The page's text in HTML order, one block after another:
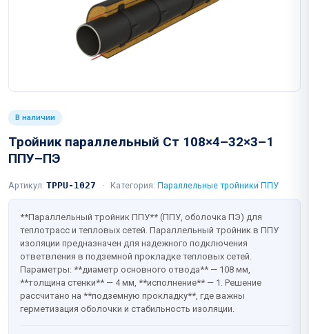
В наличии
Тройник параллельный Ст 108×4–32×3–1
ППУ–ПЭ
Артикул: TPPU-1027 · Категория: Параллельные тройники ППУ
**Параллельный тройник ППУ** (ППУ, оболочка ПЭ) для
теплотрасс и тепловых сетей. Параллельный тройник в ППУ
изоляции предназначен для надежного подключения
ответвления в подземной прокладке тепловых сетей.
Параметры: **диаметр основного отвода** — 108 мм,
**толщина стенки** — 4 мм, **исполнение** — 1. Решение
рассчитано на **подземную прокладку**, где важны
герметизация оболочки и стабильность изоляции.